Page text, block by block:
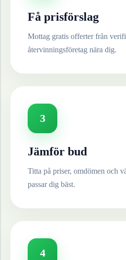
Få prisförslag
Mottag gratis offerter från
återvinningsföretag nära dig.
3
Jämför bud
Titta på priser, omdömen och
passar dig bäst.
4